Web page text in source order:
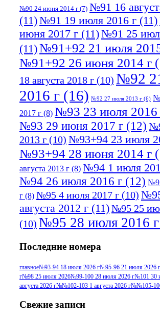
№90 24 июня 2014 г (7) №91 16
(11)№91 19 июля 2016 г (11)
июня 2017 г (11)№91 25
(11)№91+92 21 июля
№91+92 26 июня 2014 г
18 августа 2018 г (10) №92
2016 г (16) №92 27 июля 2013 г (6)
2017 г (8) №93 23 июля 2016
№93 29 июня 2017 г (12)
2013 г (10) №93+94 23 июля
№93+94 28 июня 2014 г
августа 2013 г (8) №94 1 июля
№94 26 июля 2016 г (12)
г (8) №95 4 июля 2017 г (10)
августа 2012 г (11)№95 25
(10) №95 28 июля 2016 г
июля 2017 г(11)№96 9
г(13) №96 28 июля 2015 г(9)
июля 2014 г(10)№96+97 30
июля 2017 г
Последние номера
главное№93-94 18 июля 2026 г№95-96 21 июля 2026 г
г№98 25 июля 2026№99-100 28 июля 2026 г№101 30
августа 2026 г№№102-103 1 августа 2026 г№№105-106
Свежие записи